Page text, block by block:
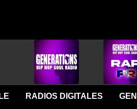
RADIOS DIGITALES